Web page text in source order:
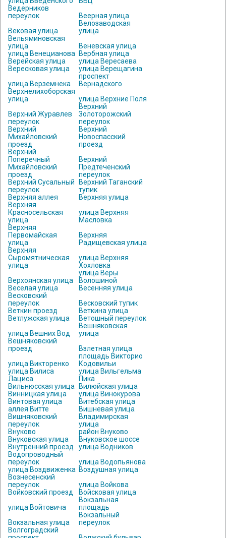
Ведерников
переулок
Веерная улица
Вековая улица
Велозаводская
улица
Вельяминовская
улица
Веневская улица
улица Венецианова
Вербная улица
Верейская улица
улица Вересаева
Вересковая улица
улица Верещагина
улица Верземнека
проспект
Вернадского
Верхнелихоборская
улица
улица Верхние Поля
Верхний Журавлев
переулок
Верхний
Золоторожский
переулок
Верхний
Михайловский
проезд
Верхний
Новоспасский
проезд
Верхний
Поперечный
Михайловский
проезд
Верхний
Предтеченский
переулок
Верхний Сусальный
переулок
Верхний Таганский
тупик
Верхняя аллея
Верхняя улица
Верхняя
Красносельская
улица
улица Верхняя
Масловка
Верхняя
Первомайская
улица
Верхняя
Радищевская улица
Верхняя
Сыромятническая
улица
улица Верхняя
Хохловка
Верхоянская улица
улица Веры
Волошиной
Веселая улица
Весенняя улица
Весковский
переулок
Весковский тупик
Веткин проезд
Веткина улица
Ветлужская улица
Ветошный переулок
улица Вешних Вод
Вешняковская
улица
Вешняковский
проезд
Взлетная улица
улица Викторенко
площадь Викторио
Кодовильи
улица Вилиса
Лациса
улица Вильгельма
Пика
Вильнюсская улица
Вилюйская улица
Винницкая улица
улица Винокурова
Винтовая улица
Витебская улица
аллея Витте
Вишневая улица
Вишняковский
переулок
Владимирская
улица
Внуково
район Внуково
Внуковская улица
Внуковское шоссе
Внутренний проезд
улица Водников
Водопроводный
переулок
улица Водопьянова
улица Воздвиженка Воздушная улица
Вознесенский
переулок
улица Войкова
Войковский проезд
Войсковая улица
улица Войтовича
Вокзальная
площадь
Вокзальная улица
Вокзальный
переулок
Волгоградский